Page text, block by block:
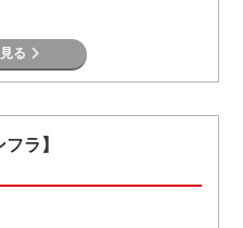
る
ラ】